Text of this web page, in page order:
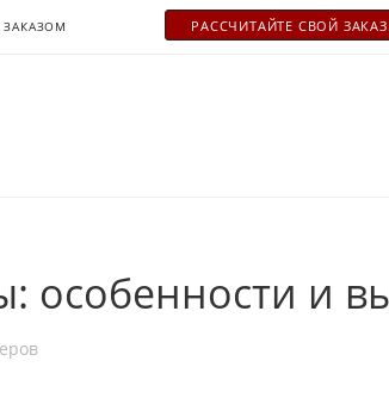
РАСCЧИТАЙТЕ СВОЙ ЗАКАЗ.
особенности и